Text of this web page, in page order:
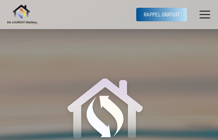
contenu
RAPPEL GRATUIT